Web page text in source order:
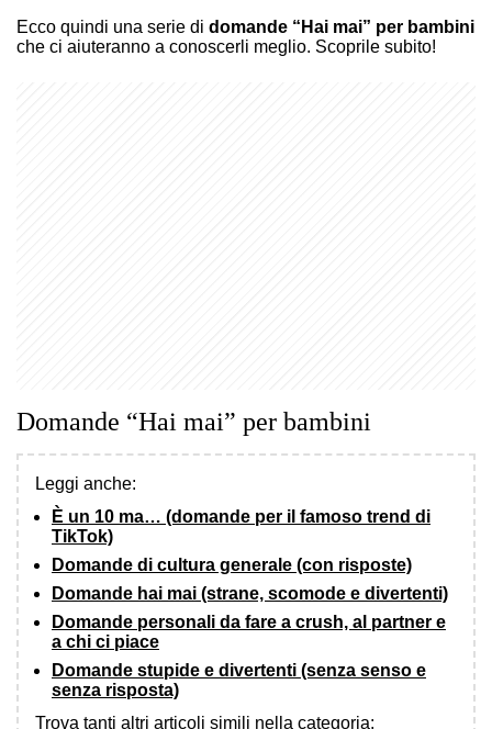
Ecco quindi una serie di domande “Hai mai” per bambini
che ci aiuteranno a conoscerli meglio. Scoprile subito!
Domande “Hai mai” per bambini
Leggi anche:
È un 10 ma… (domande per il famoso trend di
TikTok)
Domande di cultura generale (con risposte)
Domande hai mai (strane, scomode e divertenti)
Domande personali da fare a crush, al partner e
a chi ci piace
Domande stupide e divertenti (senza senso e
senza risposta)
Trova tanti altri articoli simili nella categoria: